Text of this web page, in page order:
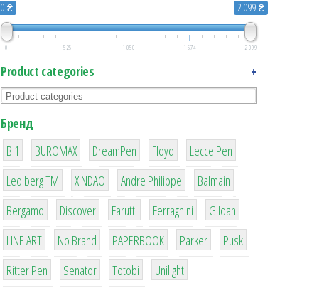
0 ₴ 2 099 ₴
0 525 1 050 1 574 2 099
Product categories +
Бренд
B 1
1
BUROMAX
1
DreamPen
2
Floyd
2
Lecce Pen
3
Lediberg ТМ
3
XINDAO
1
Andre Philippe
4
Balmain
26
Bergamo
64
Discover
299
Farutti
4
Ferraghini
42
Gildan
4
LINE ART
90
No Brand
8
PAPERBOOK
6
Parker
2
Pusk
22
Ritter Pen
15
Senator
43
Totobi
1
Unilight